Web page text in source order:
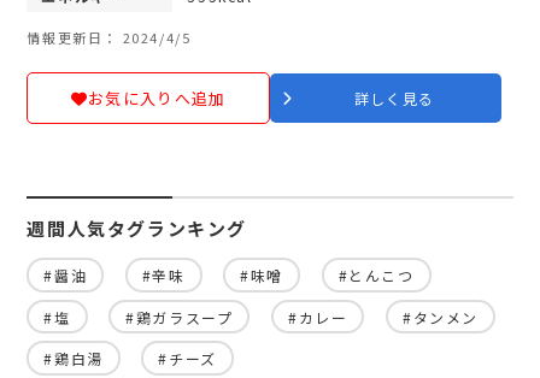
情報更新日： 2024/4/5
お気に入りへ追加 詳しく見る
週間人気タグランキング
#醤油 #辛味 #味噌 #とんこつ
#塩 #鶏ガラスープ #カレー #タンメン
#鶏白湯 #チーズ